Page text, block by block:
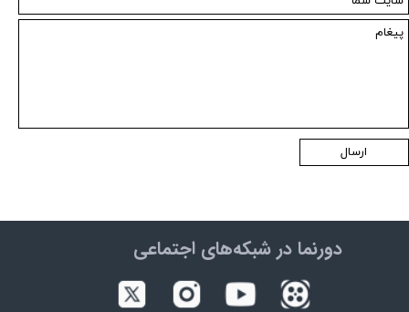
ارسال
دورنما در شبکه‌های اجتماعی